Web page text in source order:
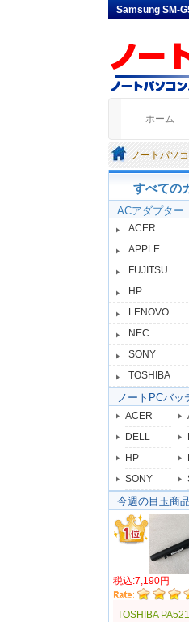
Samsung SM-
ホーム
ノートパソ
すべての
ACアダプター
ACER
APPLE
FUJITSU
HP
LENOVO
NEC
SONY
TOSHIBA
ノートPCバッ
ACER
DELL
HP
SONY
今週の目玉商品
税込:7,190円
TOSHIBA